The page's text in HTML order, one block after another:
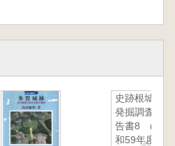
史跡根城跡
発掘調査報
告書8 (昭
和59年度)